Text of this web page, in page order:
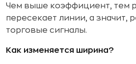
Чем выше коэффициент, тем
пересекает линии, а значит,
торговые сигналы.
Как изменяется ширина?